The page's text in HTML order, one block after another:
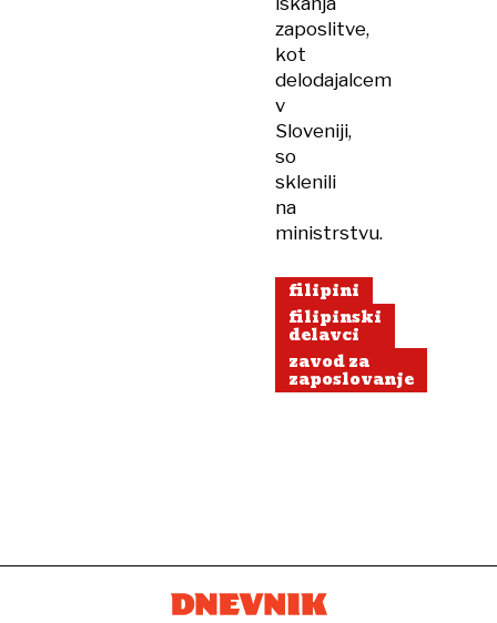
zaposlitve,
kot
delodajalcem
v
Sloveniji,
so
sklenili
na
ministrstvu.
filipini
filipinski
delavci
zavod za
zaposlovanje